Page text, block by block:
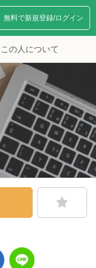
無料で新規登録/ログイン
この人について